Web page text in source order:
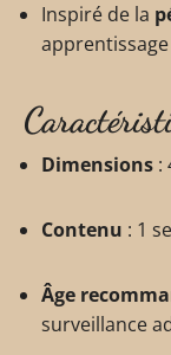
Inspiré de la
Dimensions :
Contenu : 1
Âge
surveillance